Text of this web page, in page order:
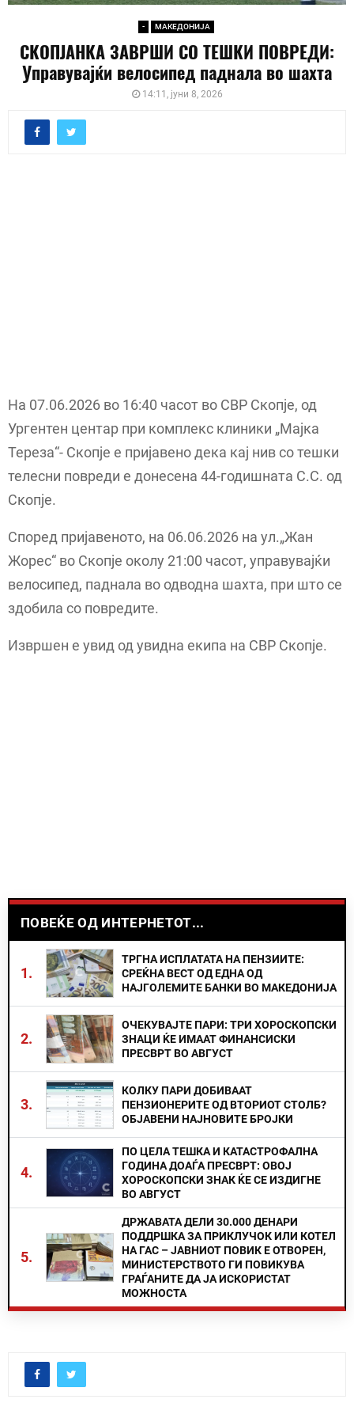
- МАКЕДОНИЈА
СКОПЈАНКА ЗАВРШИ СО ТЕШКИ ПОВРЕДИ:
Управувајќи велосипед паднала во шахта
14:11, јуни 8, 2026
На 07.06.2026 во 16:40 часот во СВР Скопје, од
Ургентен центар при комплекс клиники „Мајка
Тереза“- Скопје е пријавено дека кај нив со тешки
телесни повреди е донесена 44-годишната С.С. од
Скопје.
Според пријавеното, на 06.06.2026 на ул.„Жан
Жорес“ во Скопје околу 21:00 часот, управувајќи
велосипед, паднала во одводна шахта, при што се
здобила со повредите.
Извршен е увид од увидна екипа на СВР Скопје.
ПОВЕЌЕ ОД ИНТЕРНЕТОТ...
1.
ТРГНА ИСПЛАТАТА НА ПЕНЗИИТЕ:
СРЕЌНА ВЕСТ ОД ЕДНА ОД
НАЈГОЛЕМИТЕ БАНКИ ВО МАКЕДОНИЈА
2.
ОЧЕКУВАЈТЕ ПАРИ: ТРИ ХОРОСКОПСКИ
ЗНАЦИ ЌЕ ИМААТ ФИНАНСИСКИ
ПРЕСВРТ ВО АВГУСТ
3.
КОЛКУ ПАРИ ДОБИВААТ
ПЕНЗИОНЕРИТЕ ОД ВТОРИОТ СТОЛБ?
ОБЈАВЕНИ НАЈНОВИТЕ БРОЈКИ
4.
ПО ЦЕЛА ТЕШКА И КАТАСТРОФАЛНА
ГОДИНА ДОАЃА ПРЕСВРТ: ОВОЈ
ХОРОСКОПСКИ ЗНАК ЌЕ СЕ ИЗДИГНЕ
ВО АВГУСТ
5.
ДРЖАВАТА ДЕЛИ 30.000 ДЕНАРИ
ПОДДРШКА ЗА ПРИКЛУЧОК ИЛИ КОТЕЛ
НА ГАС – ЈАВНИОТ ПОВИК Е ОТВОРЕН,
МИНИСТЕРСТВОТО ГИ ПОВИКУВА
ГРАЃАНИТЕ ДА ЈА ИСКОРИСТАТ
МОЖНОСТА